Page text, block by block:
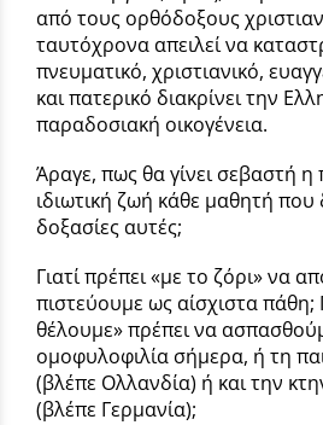
από τους ορθόδοξους
ταυτόχρονα απειλεί να
πνευματικό, χριστιανικό,
και πατερικό διακρίνει την
παραδοσιακή οικογένεια.
Άραγε, πως θα γίνει σεβαστή η
ιδιωτική ζωή κάθε μαθητή που
δοξασίες αυτές;
Γιατί πρέπει «με το ζόρι» να
πιστεύουμε ως αίσχιστα πάθη;
θέλουμε» πρέπει να
ομοφυλοφιλία σήμερα, ή τη
(βλέπε Ολλανδία) ή και την
(βλέπε Γερμανία);